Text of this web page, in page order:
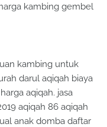
kambing gembel
kambing untuk
darul aqiqah biaya
aqiqah. jasa
aqiqah 86 aqiqah
anak domba daftar